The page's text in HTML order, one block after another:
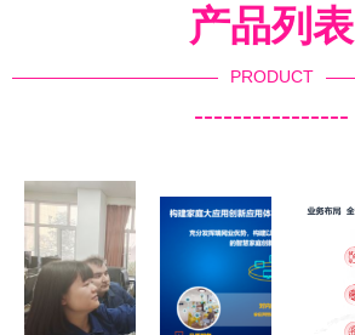
产品列表
PRODUCT
----------------